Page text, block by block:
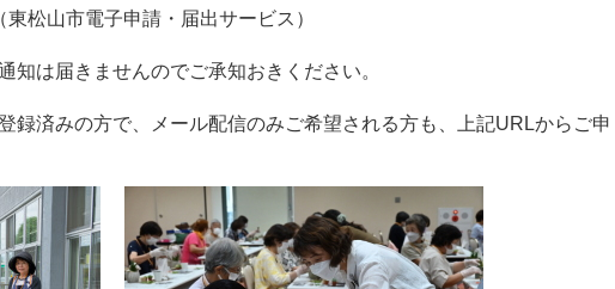
（東松山市電子申請・届出サービス）
知は届きませんのでご承知おきください。
録済みの方で、メール配信のみご希望される方も、上記URLからご申